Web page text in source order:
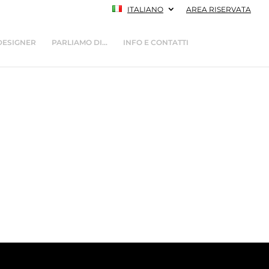
ITALIANO AREA RISERVATA
PARLIAMO DI… INFO E CONTATTI